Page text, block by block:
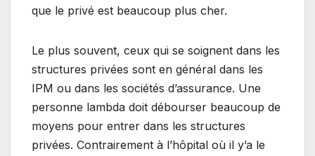
que le privé est beaucoup plus cher.
Le plus souvent, ceux qui se soignent dans les
structures privées sont en général dans les
IPM ou dans les sociétés d’assurance. Une
personne lambda doit débourser beaucoup de
moyens pour entrer dans les structures
privées. Contrairement à l’hôpital où il y’a le